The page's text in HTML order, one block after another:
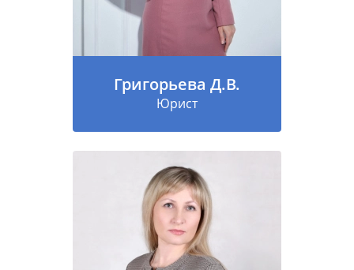
Григорьева Д.В.
Юрист